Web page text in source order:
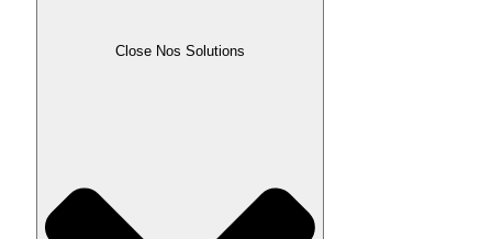
Close Nos Solutions